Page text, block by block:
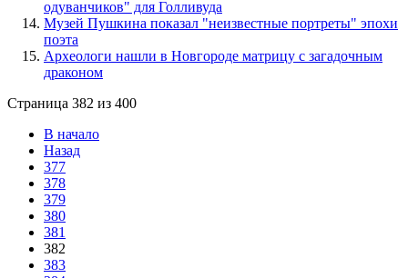
одуванчиков" для Голливуда
Музей Пушкина показал "неизвестные портреты" эпохи
поэта
Археологи нашли в Новгороде матрицу с загадочным
драконом
Страница 382 из 400
В начало
Назад
377
378
379
380
381
382
383